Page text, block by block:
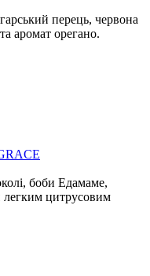
перець, червона
аромат орегано.
боби Едамаме,
легким цитрусовим